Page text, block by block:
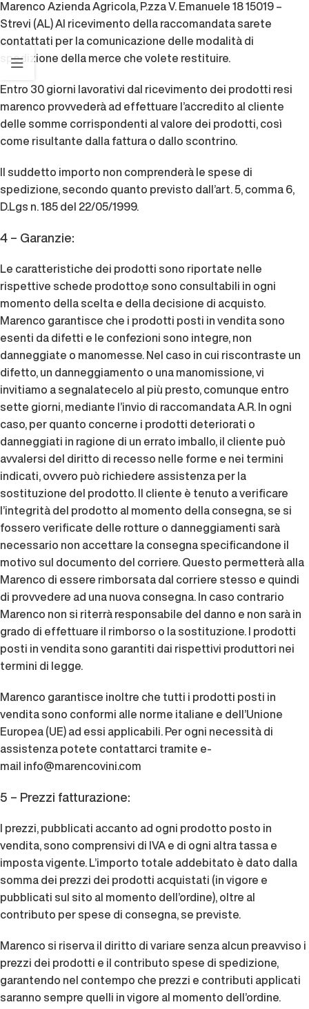
Marenco Azienda Agricola, P.zza V. Emanuele 18 15019 –
Strevi (AL) Al ricevimento della raccomandata sarete
contattati per la comunicazione delle modalità di
spedizione della merce che volete restituire.
Entro 30 giorni lavorativi dal ricevimento dei prodotti resi
marenco provvederà ad effettuare l’accredito al cliente
delle somme corrispondenti al valore dei prodotti, così
come risultante dalla fattura o dallo scontrino.
Il suddetto importo non comprenderà le spese di
spedizione, secondo quanto previsto dall’art. 5, comma 6,
D.Lgs n. 185 del 22/05/1999.
4 – Garanzie:
Le caratteristiche dei prodotti sono riportate nelle
rispettive schede prodotto,e sono consultabili in ogni
momento della scelta e della decisione di acquisto.
Marenco garantisce che i prodotti posti in vendita sono
esenti da difetti e le confezioni sono integre, non
danneggiate o manomesse. Nel caso in cui riscontraste un
difetto, un danneggiamento o una manomissione, vi
invitiamo a segnalatecelo al più presto, comunque entro
sette giorni, mediante l’invio di raccomandata A.R. In ogni
caso, per quanto concerne i prodotti deteriorati o
danneggiati in ragione di un errato imballo, il cliente può
avvalersi del diritto di recesso nelle forme e nei termini
indicati, ovvero può richiedere assistenza per la
sostituzione del prodotto. Il cliente è tenuto a verificare
l’integrità del prodotto al momento della consegna, se si
fossero verificate delle rotture o danneggiamenti sarà
necessario non accettare la consegna specificandone il
motivo sul documento del corriere. Questo permetterà alla
Marenco di essere rimborsata dal corriere stesso e quindi
di provvedere ad una nuova consegna. In caso contrario
Marenco non si riterrà responsabile del danno e non sarà in
grado di effettuare il rimborso o la sostituzione. I prodotti
posti in vendita sono garantiti dai rispettivi produttori nei
termini di legge.
Marenco garantisce inoltre che tutti i prodotti posti in
vendita sono conformi alle norme italiane e dell’Unione
Europea (UE) ad essi applicabili. Per ogni necessità di
assistenza potete contattarci tramite e-
mail info@marencovini.com
5 – Prezzi fatturazione:
I prezzi, pubblicati accanto ad ogni prodotto posto in
vendita, sono comprensivi di IVA e di ogni altra tassa e
imposta vigente. L’importo totale addebitato è dato dalla
somma dei prezzi dei prodotti acquistati (in vigore e
pubblicati sul sito al momento dell’ordine), oltre al
contributo per spese di consegna, se previste.
Marenco si riserva il diritto di variare senza alcun preavviso i
prezzi dei prodotti e il contributo spese di spedizione,
garantendo nel contempo che prezzi e contributi applicati
saranno sempre quelli in vigore al momento dell’ordine.